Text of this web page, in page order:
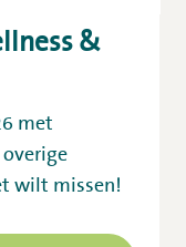
&
met
wilt missen!